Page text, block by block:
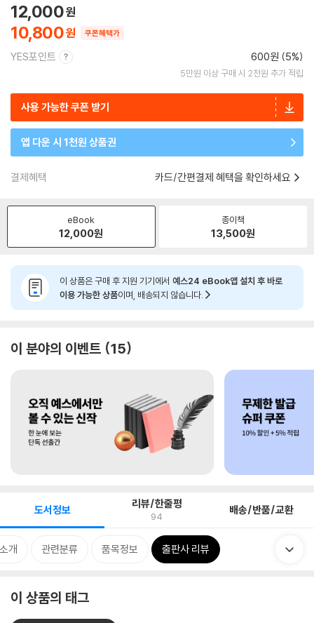
10,800
12,000
쿠폰혜택가
YES포인트 600원 (5%)
5만원 이상 구매 시 2천원 추가 적립
사용 가능한 쿠폰 받기
앱 다운 시 1천원 상품권
결제혜택 카드/간편결제 혜택을 확인하세요
eBook
12,000원
종이책
13,500원
이 상품은 구매 후 지원 기기에서 예스24 eBook앱 설치 후 바로
이용 가능한 상품이며, 배송되지 않습니다.
이 분야의 이벤트 15
도서정보 리뷰/한줄평
94 배송/반품/교환
개 관련분류 품목정보 출판사 리뷰
이 상품의 태그